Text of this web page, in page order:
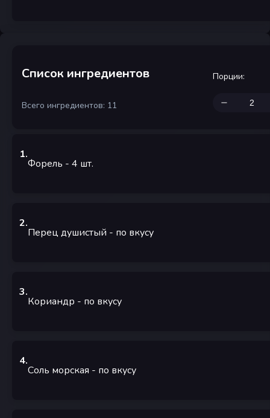
Список ингредиентов
Всего ингредиентов: 11
Порции:
1.
Форель - 4 шт.
2.
Перец душистый - по вкусу
3.
Кориандр - по вкусу
4.
Соль морская - по вкусу